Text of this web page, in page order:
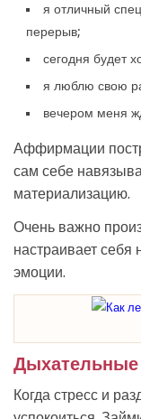
я отличный
перерыв;
сегодня будет
я люблю свою
вечером меня
Аффирмации
сам себе
материализацию.
Очень важно
настраивает
эмоции.
Дыхательные
Когда стресс и